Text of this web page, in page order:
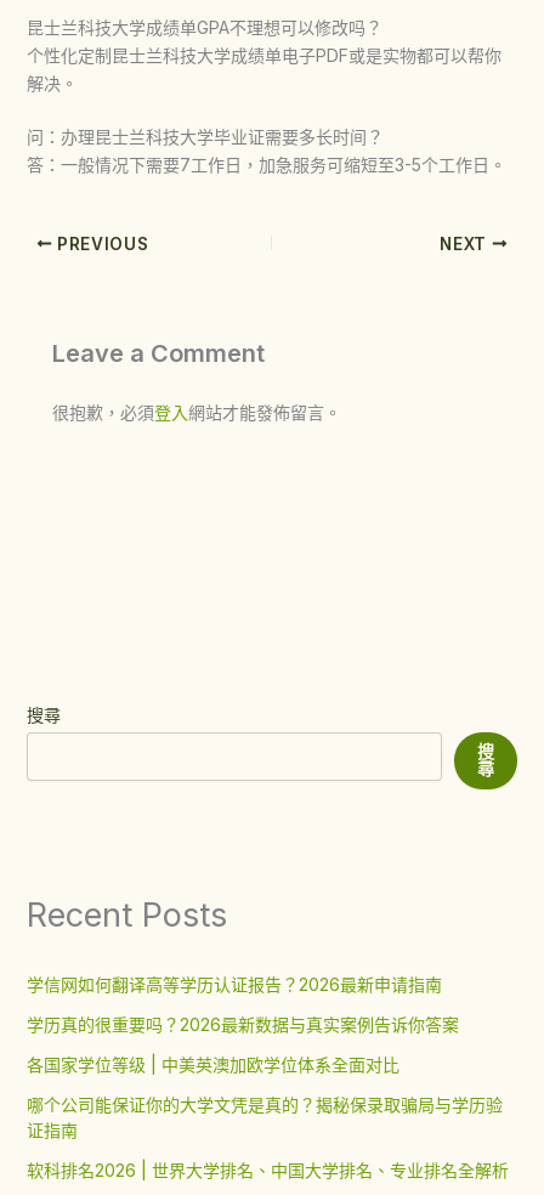
昆士兰科技大学成绩单GPA不理想可以修改吗？
个性化定制昆士兰科技大学成绩单电子PDF或是实物都可以帮你
解决。
问：办理昆士兰科技大学毕业证需要多长时间？
答：一般情况下需要7工作日，加急服务可缩短至3-5个工作日。
PREVIOUS NEXT
Leave a Comment
很抱歉，必須登入網站才能發佈留言。
搜尋
搜
尋
Recent Posts
学信网如何翻译高等学历认证报告？2026最新申请指南
学历真的很重要吗？2026最新数据与真实案例告诉你答案
各国家学位等级 | 中美英澳加欧学位体系全面对比
哪个公司能保证你的大学文凭是真的？揭秘保录取骗局与学历验
证指南
软科排名2026 | 世界大学排名、中国大学排名、专业排名全解析